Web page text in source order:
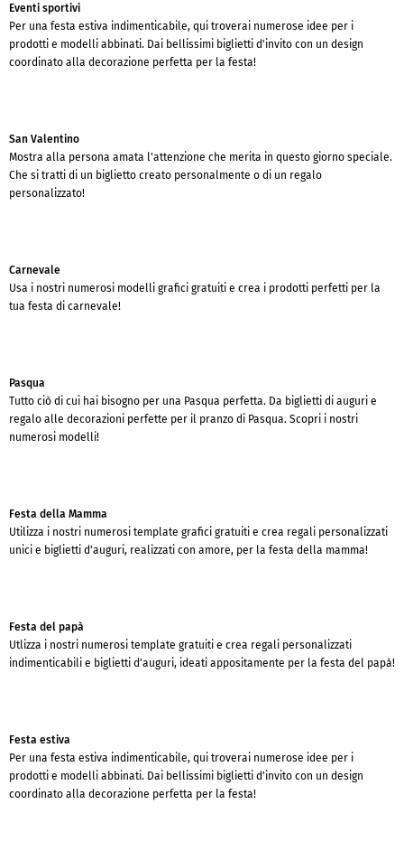
Eventi sportivi
Per una festa estiva indimenticabile, qui troverai numerose idee per i
prodotti e modelli abbinati. Dai bellissimi biglietti d'invito con un design
coordinato alla decorazione perfetta per la festa!
San Valentino
Mostra alla persona amata l'attenzione che merita in questo giorno speciale.
Che si tratti di un biglietto creato personalmente o di un regalo
personalizzato!
Carnevale
Usa i nostri numerosi modelli grafici gratuiti e crea i prodotti perfetti per la
tua festa di carnevale!
Pasqua
Tutto ciò di cui hai bisogno per una Pasqua perfetta. Da biglietti di auguri e
regalo alle decorazioni perfette per il pranzo di Pasqua. Scopri i nostri
numerosi modelli!
Festa della Mamma
Utilizza i nostri numerosi template grafici gratuiti e crea regali personalizzati
unici e biglietti d'auguri, realizzati con amore, per la festa della mamma!
Festa del papà
Utlizza i nostri numerosi template gratuiti e crea regali personalizzati
indimenticabili e biglietti d'auguri, ideati appositamente per la festa del papà!
Festa estiva
Per una festa estiva indimenticabile, qui troverai numerose idee per i
prodotti e modelli abbinati. Dai bellissimi biglietti d'invito con un design
coordinato alla decorazione perfetta per la festa!